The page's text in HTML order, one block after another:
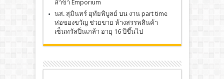
สาขา Emporium
นส. สุมินทร์ อุทัยพิบูลย์ บน งาน part time
ห่อของขวัญ ช่วยขาย ห้างสรรพสินค้า
เซ็นทรัลปิ่นเกล้า อายุ 16 ปีขึ้นไป